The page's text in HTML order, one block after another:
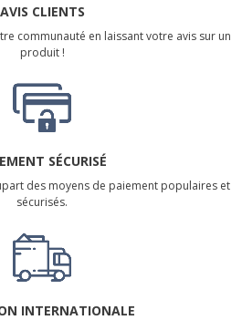
AVIS CLIENTS
communauté en laissant votre avis sur un
produit !
SÉCURISÉ
des moyens de paiement populaires et
sécurisés.
INTERNATIONALE